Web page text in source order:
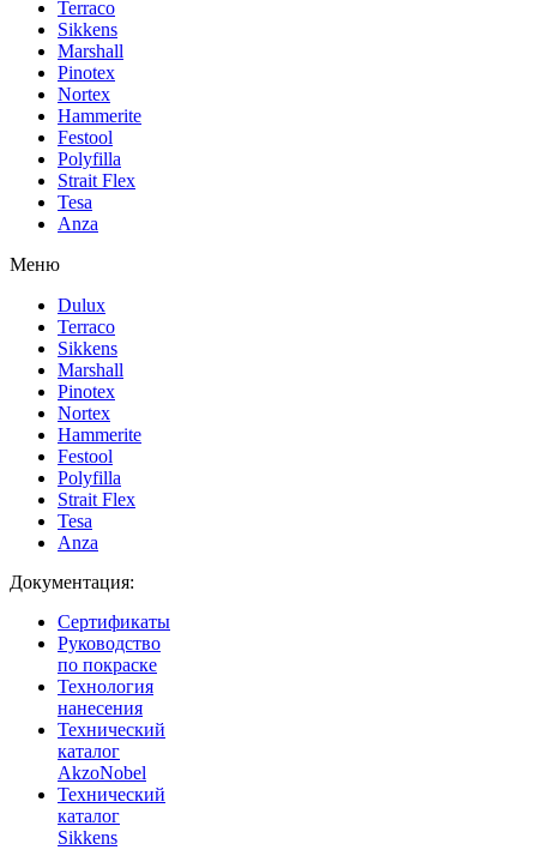
Terraco
Sikkens
Marshall
Pinotex
Nortex
Hammerite
Festool
Polyfilla
Strait Flex
Tesa
Anza
Меню
Dulux
Terraco
Sikkens
Marshall
Pinotex
Nortex
Hammerite
Festool
Polyfilla
Strait Flex
Tesa
Anza
Документация:
Сертификаты
Руководство
по покраске
Технология
нанесения
Технический
каталог
AkzoNobel
Технический
каталог
Sikkens